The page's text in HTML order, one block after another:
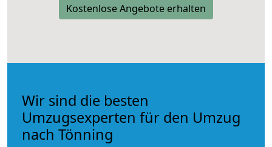
Kostenlose Angebote erhalten
Wir sind die besten
Umzugsexperten für den Umzug
nach Tönning